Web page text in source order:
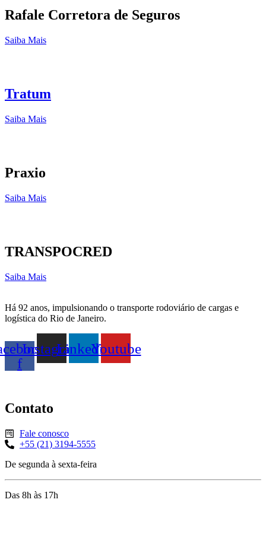
Rafale Corretora de Seguros
Saiba Mais
Tratum
Saiba Mais
Praxio
Saiba Mais
TRANSPOCRED
Saiba Mais
Há 92 anos, impulsionando o transporte rodoviário de cargas e
logística do Rio de Janeiro.
f
InstagramLinkedinYoutube
Contato
Fale conosco
+55 (21) 3194-5555
De segunda à sexta-feira
Das 8h às 17h